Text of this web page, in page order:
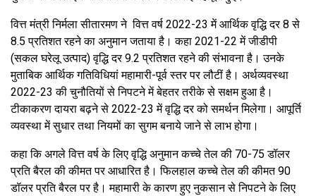
वित्त मंत्री निर्मला सीतारमण ने वित्त वर्ष 2022-23 में आर्थिक वृद्धि दर 8 से
8.5 प्रतिशत रहने का अनुमान जताया है। कहा 2021-22 में जीडीपी
(सकल घरेलू उत्पाद) वृद्धि दर 9.2 प्रतिशत रहने की संभावना है। उनके
मुताबिक आर्थिक गतिविधियां महामारी-पूर्व स्तर पर लौटीं है। अर्थव्यवस्था
2022-23 की चुनौतियों से निपटने में बेहतर तरीके से सक्षम हुआ है।
टीकाकरण दायरा बढ़ने से 2022-23 में वृद्धि दर को समर्थन मिलेगा। आपूर्ति
व्यवस्था में सुधार तथा नियमों का सुगम बनाये जाने से लाभ होगा।
कहा कि अगले वित्त वर्ष के लिए वृद्धि अनुमान कच्चे तेल की 70-75 डॉलर
प्रति बैरल की कीमत पर आधारित है। फिलहाल कच्चे तेल की कीमत 90
डॉलर प्रति बैरल पर है। महामारी के कारण हुए नुकसान से निपटने के लिए